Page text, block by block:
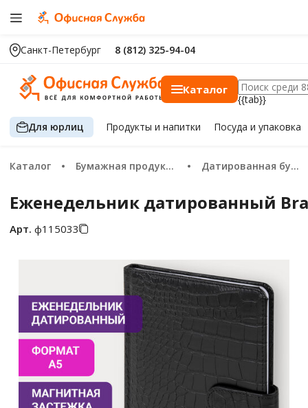
Санкт-Петербург 8 (812) 325-94-04
Каталог
{{tab}}
Для юрлиц Продуктыи напитки Посуда и упаковка
Каталог Бумажная продукция Датированная бумажная продукция 2026
Еженедельник датированный
Арт. ф115033